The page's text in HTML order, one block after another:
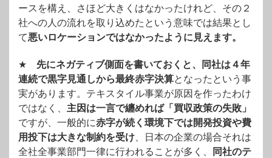
ースを構え、さほど大きくはなかったけれど、その２
社への人の流れを取り込めたという意味では結果とし
て悪いロケーションではなかったように見えます。
★ 先にネガティブ側面を書いておくと、同社は４年
連続で黒字見通しから最終赤字決算となったという事
実があります。テキスタイル事業が原因を作ったわけ
ではなく、 主因は一言で纏めれば「買収政策の失敗」
ですが、一般的に赤字が続く環境下では開発投資や費
用投下は大きな制約を受け 、日本の企業の場合それは
全社全事業部門一律に行われることが多く、
同社のテ